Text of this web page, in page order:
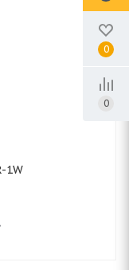
1W
0
0